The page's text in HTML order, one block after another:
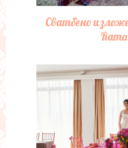
Сватбено